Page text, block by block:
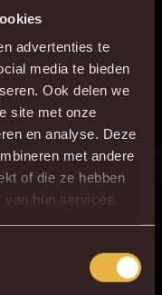
advertenties te
media te bieden
Ook delen we
site met onze
en analyse. Deze
met andere
of die ze hebben
hun services.
de prijzen die